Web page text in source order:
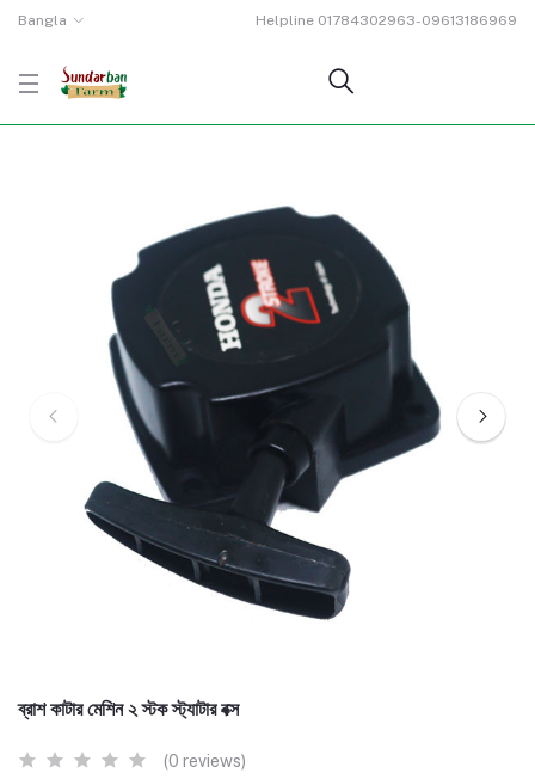
Bangla Helpline 01784302963-09613186969
ব্রাশ কাটার মেশিন ২ স্টক স্ট্যাটার বক্স
(0 reviews)